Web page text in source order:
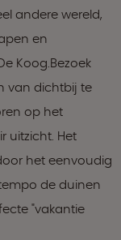
andere wereld,
en
Koog.​Bezoek
van dichtbij te
op het
uitzicht. Het
het eenvoudig
de duinen
"vakantie